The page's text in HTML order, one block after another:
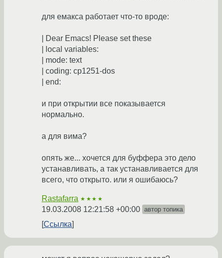
для емакса работает что-то вроде:
| Dear Emacs! Please set these
| local variables:
| mode: text
| coding: cp1251-dos
| end:
и при открытии все показывается
нормально.
а для вима?
опять же... хочется для буффера это дело
устанавливать, а так устанавливается для
всего, что открыто. или я ошибаюсь?
Rastafarra ★★★★
19.03.2008 12:21:58 +00:00 автор топика
Ссылка